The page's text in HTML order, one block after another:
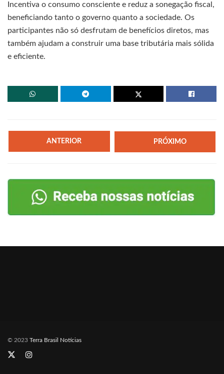
Incentiva o consumo consciente e reduz a sonegação fiscal,
beneficiando tanto o governo quanto a sociedade. Os
participantes não só desfrutam de benefícios diretos, mas
também ajudam a construir uma base tributária mais sólida
e eficiente.
ANTERIOR PRÓXIMO
© 2023 Terra Brasil Notícias